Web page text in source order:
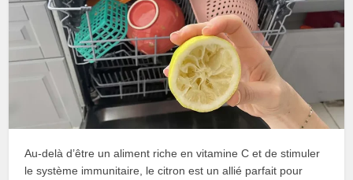
Au-delà d’être un aliment riche en vitamine C et de stimuler
le système immunitaire, le citron est un allié parfait pour